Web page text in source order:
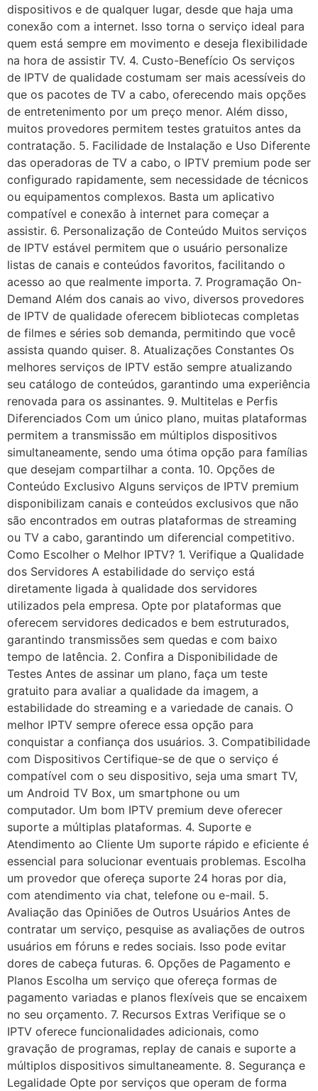
dispositivos e de qualquer lugar, desde que haja uma
conexão com a internet. Isso torna o serviço ideal para
quem está sempre em movimento e deseja flexibilidade
na hora de assistir TV. 4. Custo-Benefício Os serviços
de IPTV de qualidade costumam ser mais acessíveis do
que os pacotes de TV a cabo, oferecendo mais opções
de entretenimento por um preço menor. Além disso,
muitos provedores permitem testes gratuitos antes da
contratação. 5. Facilidade de Instalação e Uso Diferente
das operadoras de TV a cabo, o IPTV premium pode ser
configurado rapidamente, sem necessidade de técnicos
ou equipamentos complexos. Basta um aplicativo
compatível e conexão à internet para começar a
assistir. 6. Personalização de Conteúdo Muitos serviços
de IPTV estável permitem que o usuário personalize
listas de canais e conteúdos favoritos, facilitando o
acesso ao que realmente importa. 7. Programação On-
Demand Além dos canais ao vivo, diversos provedores
de IPTV de qualidade oferecem bibliotecas completas
de filmes e séries sob demanda, permitindo que você
assista quando quiser. 8. Atualizações Constantes Os
melhores serviços de IPTV estão sempre atualizando
seu catálogo de conteúdos, garantindo uma experiência
renovada para os assinantes. 9. Multitelas e Perfis
Diferenciados Com um único plano, muitas plataformas
permitem a transmissão em múltiplos dispositivos
simultaneamente, sendo uma ótima opção para famílias
que desejam compartilhar a conta. 10. Opções de
Conteúdo Exclusivo Alguns serviços de IPTV premium
disponibilizam canais e conteúdos exclusivos que não
são encontrados em outras plataformas de streaming
ou TV a cabo, garantindo um diferencial competitivo.
Como Escolher o Melhor IPTV? 1. Verifique a Qualidade
dos Servidores A estabilidade do serviço está
diretamente ligada à qualidade dos servidores
utilizados pela empresa. Opte por plataformas que
oferecem servidores dedicados e bem estruturados,
garantindo transmissões sem quedas e com baixo
tempo de latência. 2. Confira a Disponibilidade de
Testes Antes de assinar um plano, faça um teste
gratuito para avaliar a qualidade da imagem, a
estabilidade do streaming e a variedade de canais. O
melhor IPTV sempre oferece essa opção para
conquistar a confiança dos usuários. 3. Compatibilidade
com Dispositivos Certifique-se de que o serviço é
compatível com o seu dispositivo, seja uma smart TV,
um Android TV Box, um smartphone ou um
computador. Um bom IPTV premium deve oferecer
suporte a múltiplas plataformas. 4. Suporte e
Atendimento ao Cliente Um suporte rápido e eficiente é
essencial para solucionar eventuais problemas. Escolha
um provedor que ofereça suporte 24 horas por dia,
com atendimento via chat, telefone ou e-mail. 5.
Avaliação das Opiniões de Outros Usuários Antes de
contratar um serviço, pesquise as avaliações de outros
usuários em fóruns e redes sociais. Isso pode evitar
dores de cabeça futuras. 6. Opções de Pagamento e
Planos Escolha um serviço que ofereça formas de
pagamento variadas e planos flexíveis que se encaixem
no seu orçamento. 7. Recursos Extras Verifique se o
IPTV oferece funcionalidades adicionais, como
gravação de programas, replay de canais e suporte a
múltiplos dispositivos simultaneamente. 8. Segurança e
Legalidade Opte por serviços que operam de forma